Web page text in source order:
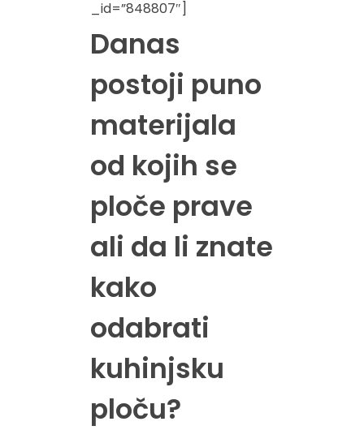
_id=”848807″]
Danas
postoji puno
materijala
od kojih se
ploče prave
ali da li znate
kako
odabrati
kuhinjsku
ploču?